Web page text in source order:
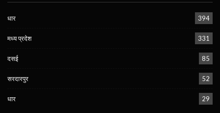
धार 394
मध्य प्रदेश 331
दसई 85
सरदारपुर 52
धार 29